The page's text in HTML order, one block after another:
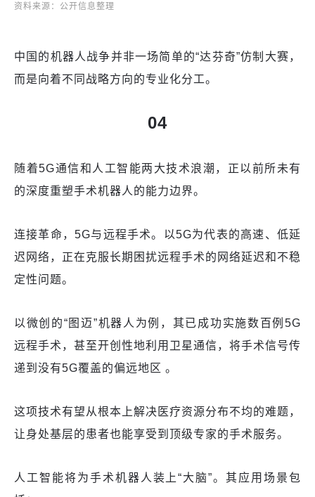
资料来源：公开信息整理
中国的机器人战争并非一场简单的“达芬奇”仿制大赛，
而是向着不同战略方向的专业化分工。
04
随着5G通信和人工智能两大技术浪潮，正以前所未有
的深度重塑手术机器人的能力边界。
连接革命，5G与远程手术。以5G为代表的高速、低延
迟网络，正在克服长期困扰远程手术的网络延迟和不稳
定性问题。
以微创的“图迈”机器人为例，其已成功实施数百例5G
远程手术，甚至开创性地利用卫星通信，将手术信号传
递到没有5G覆盖的偏远地区 。
这项技术有望从根本上解决医疗资源分布不均的难题，
让身处基层的患者也能享受到顶级专家的手术服务。
人工智能将为手术机器人装上“大脑”。其应用场景包